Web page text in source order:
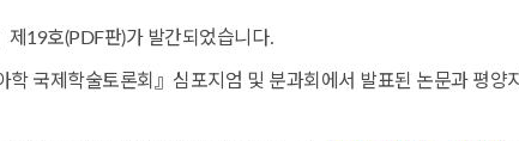
제19호(PDF판)가 발간되었습니다.
학 국제학술토론회』심포지엄 및 분과회에서 발표된 논문과 평양